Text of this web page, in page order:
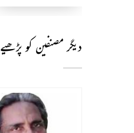
دیگر مصنفین کو پڑھیے